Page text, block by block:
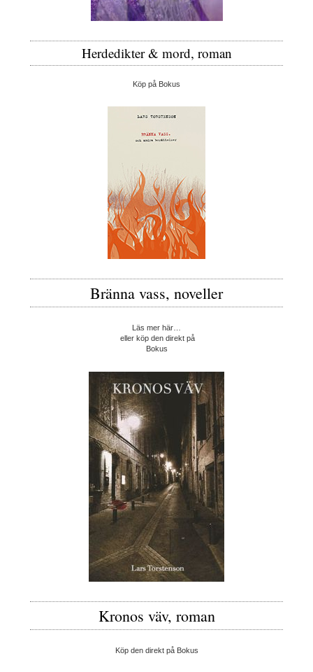
Herdedikter & mord, roman
Köp på Bokus
Bränna vass, noveller
Läs mer här…
eller köp den direkt på
Bokus
Kronos väv, roman
Köp den direkt på Bokus